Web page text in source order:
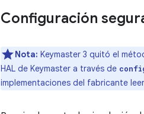
Configuración
Nota: Keymaster 3 quitó el
HAL de Keymaster a través de
implementaciones del fabricante